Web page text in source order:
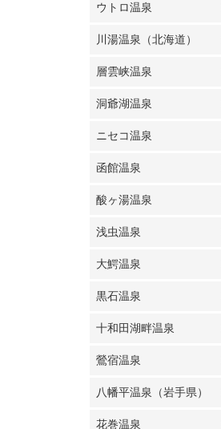
ウトロ温泉
川湯温泉（北海道）
層雲峡温泉
洞爺湖温泉
ニセコ温泉
函館温泉
酸ヶ湯温泉
浅虫温泉
大鰐温泉
黒石温泉
十和田湖畔温泉
鶯宿温泉
八幡平温泉（岩手県）
花巻温泉